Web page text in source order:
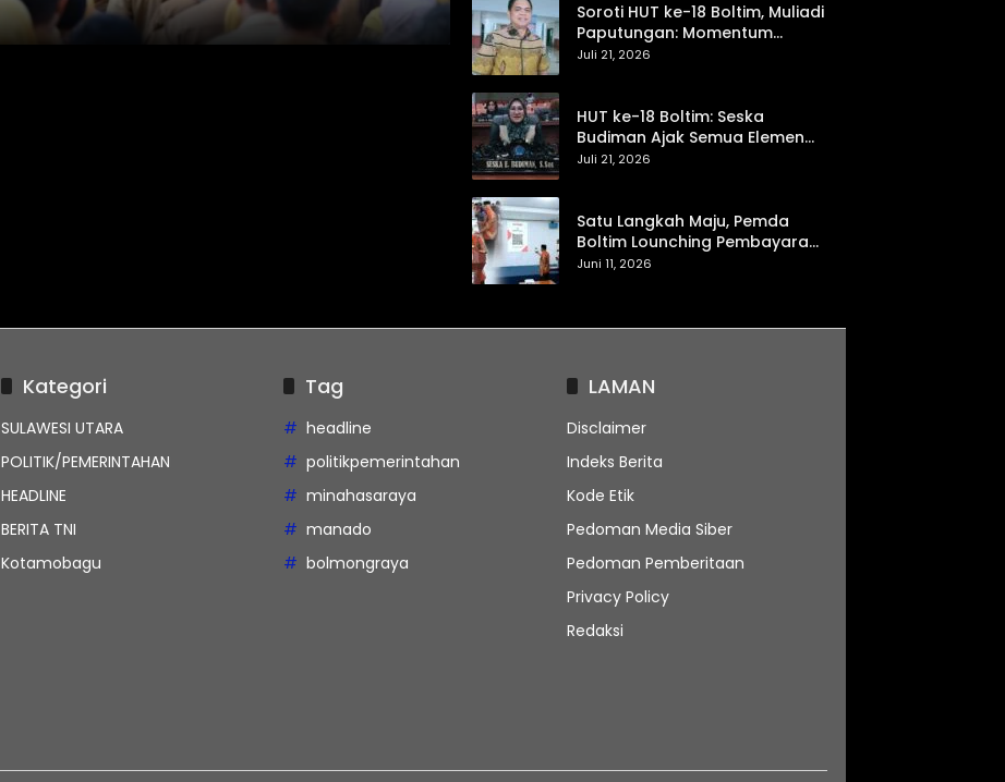
Soroti HUT ke-18 Boltim, Muliadi
Paputungan: Momentum
Refleksi Menuju Daerah Mandiri
Juli 21, 2026
HUT ke-18 Boltim: Seska
Budiman Ajak Semua Elemen
Bersinergi untuk Kemajuan
Juli 21, 2026
Satu Langkah Maju, Pemda
Boltim Lounching Pembayaran
PBB Lewat Scan Qris
Juni 11, 2026
Kategori
SULAWESI UTARA
POLITIK/PEMERINTAHAN
HEADLINE
BERITA TNI
Kotamobagu
Tag
headline
politikpemerintahan
minahasaraya
manado
bolmongraya
LAMAN
Disclaimer
Indeks Berita
Kode Etik
Pedoman Media Siber
Pedoman Pemberitaan
Privacy Policy
Redaksi